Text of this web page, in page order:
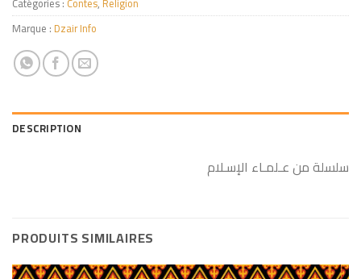
Marque : Dzair Info
DESCRIPTION
سلسلة من عـلمـاء الإسـلام
PRODUITS SIMILAIRES